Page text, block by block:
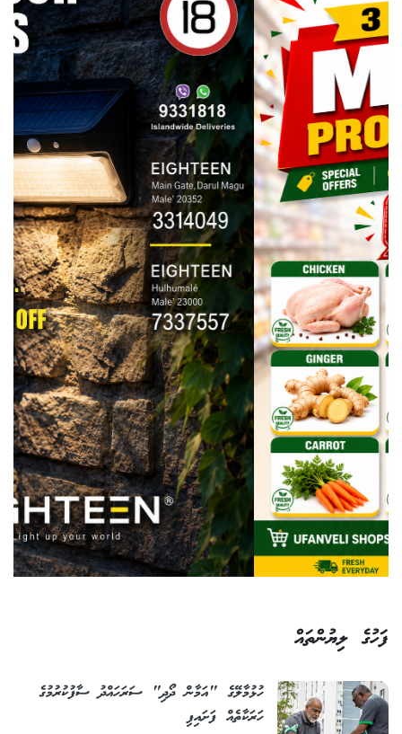
ފަހުގެ ލިޔުންތައް
ހުޅުމާލޭގެ "އަމާން ދޯދި" ސަރަހައްދު ސާފުކުރުމުގެ
ހަރަކާތެއް ފަށައިފި